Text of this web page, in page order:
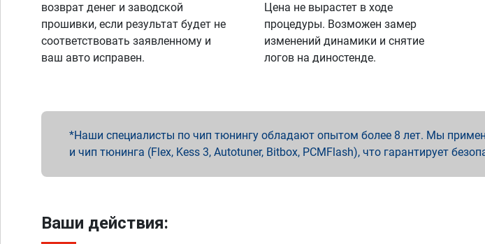
возврат денег и заводской
прошивки, если результат будет не
соответствовать заявленному и
ваш авто исправен.
Цена не вырастет в ходе
процедуры. Возможен замер
изменений динамики и снятие
логов на диностенде.
Наши специалисты по чип тюнингу обладают опытом более 8 лет. Мы
и чип тюнинга (Flex, Kess 3, Autotuner, Bitbox, PCMFlash), что гарантирует
Ваши действия: